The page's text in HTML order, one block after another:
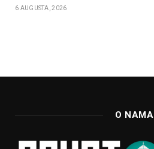
6 AUGUSTA, 2026
O NAMA